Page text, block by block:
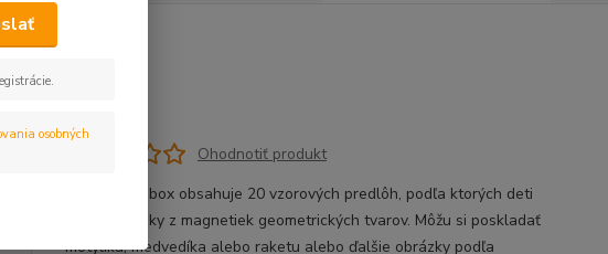
tangram
Ohodnotiť produkt
Magnetický box obsahuje 20 vzorových predlôh, podľa ktorých deti
tvoria obrázky z magnetiek geometrických tvarov. Môžu si poskladať
motýlika, medvedíka alebo raketu alebo ďalšie obrázky podľa
osobných